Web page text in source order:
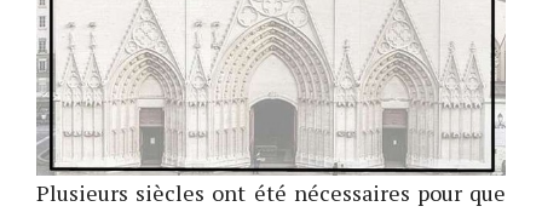
Plusieurs siècles ont été nécessaires pour que